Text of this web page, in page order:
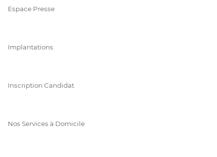
Espace Presse
Implantations
Inscription Candidat
Nos Services à Domicile